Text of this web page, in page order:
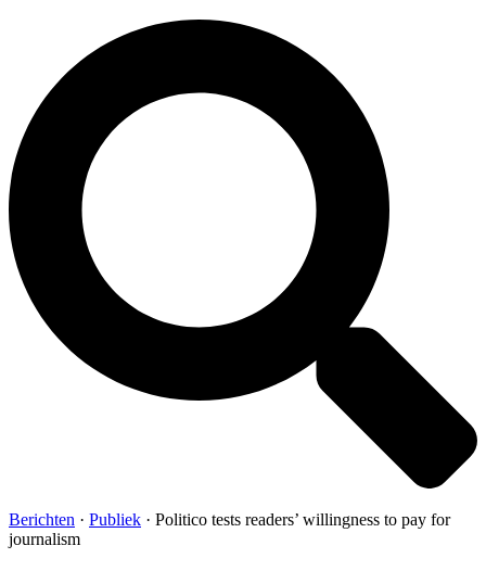
Berichten · Publiek · Politico tests readers’ willingness to pay for
journalism